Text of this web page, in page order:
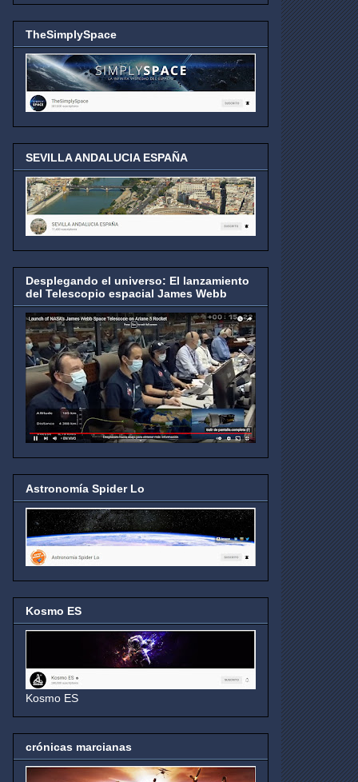
TheSimplySpace
SEVILLA ANDALUCIA ESPAÑA
Desplegando el universo: El lanzamiento
del Telescopio espacial James Webb
Astronomía Spider Lo
Kosmo ES
Kosmo ES
crónicas marcianas